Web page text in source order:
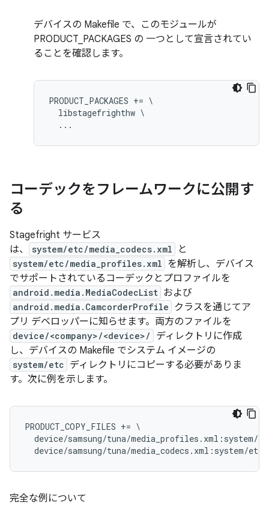
デバイスの Makefile で、このモジュールが
PRODUCT_PACKAGES の 一つとして宣言されてい
ることを確認します。
PRODUCT_PACKAGES += \
  libstagefrighthw \
コーデックをフレームワークに公開す
る
Stagefright サービス
は、
system/etc/media_codecs.xml と
system/etc/media_profiles.xml を解析し、デバイス
でサポートされているコーデックとプロファイルを
android.media.MediaCodecList および
android.media.CamcorderProfile
クラスを通じてア
プリ デベロッパーに知らせます。両方のファイルを
device/<company>/<device>/
ディレクトリに作成
し、デバイスの Makefile でシステム イメージの
system/etc ディレクトリにコピーする必要がありま
す。次に例を示します。
PRODUCT_COPY_FILES += \
device/samsung/tuna/media_profiles.xml:system/
完全な例について